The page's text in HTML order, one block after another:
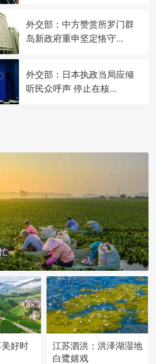
外交部：中方赞赏所罗门群
岛新政府重申坚定恪守...
外交部：日本执政当局应倾
听民众呼声 停止在核...
好时
江苏泗洪：洪泽湖湿地
白鹭嬉戏